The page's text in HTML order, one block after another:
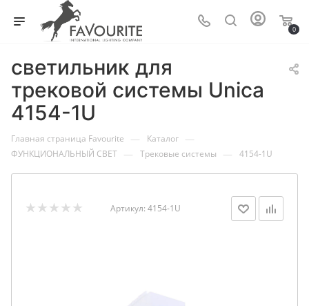
0
светильник для
трековой системы Unica
4154-1U
Главная страница Favourite — Каталог —
ФУНКЦИОНАЛЬНЫЙ СВЕТ — Трековые системы — 4154-1U
Артикул: 4154-1U